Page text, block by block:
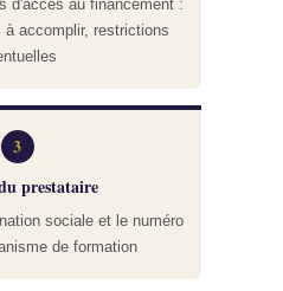
d'accès au financement :
accomplir, restrictions
3
prestataire
sociale et le numéro
de formation